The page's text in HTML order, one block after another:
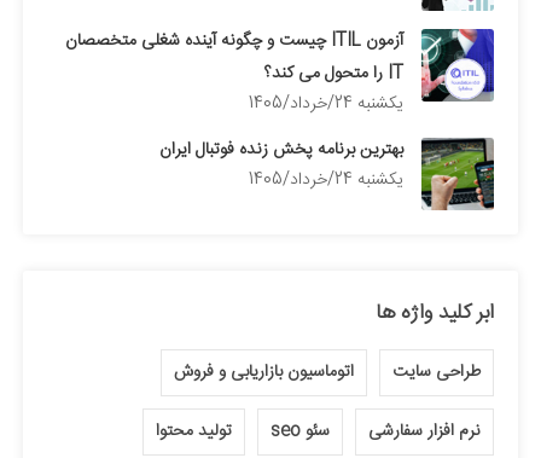
آزمون ITIL چیست و چگونه آینده شغلی متخصصان
IT را متحول می کند؟
يكشنبه 24/خرداد/1405
بهترین برنامه پخش زنده فوتبال ایران
يكشنبه 24/خرداد/1405
ابر کلید واژه ها
طراحی سایت اتوماسیون بازاریابی و فروش
نرم افزار سفارشی سئو seo تولید محتوا